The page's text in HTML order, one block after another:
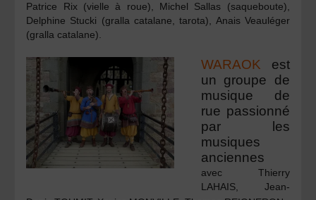
Patrice Rix (vielle à roue), Michel Sallas (saqueboute),
Delphine Stucki (gralla catalane, tarota), Anais Veauléger
(gralla catalane).
WARAOK
est
un groupe de
musique de
rue passionné
par les
musiques
anciennes
avec Thierry
LAHAIS, Jean-